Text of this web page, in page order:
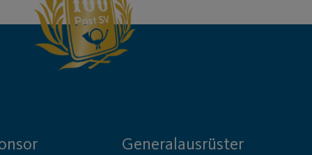
Generalausrüster